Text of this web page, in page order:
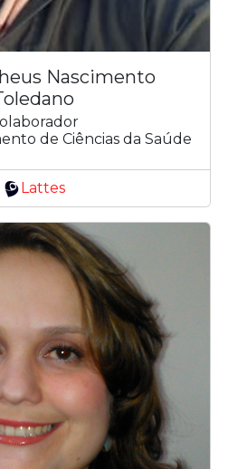
Nascimento
de Ciências da Saúde
Lattes